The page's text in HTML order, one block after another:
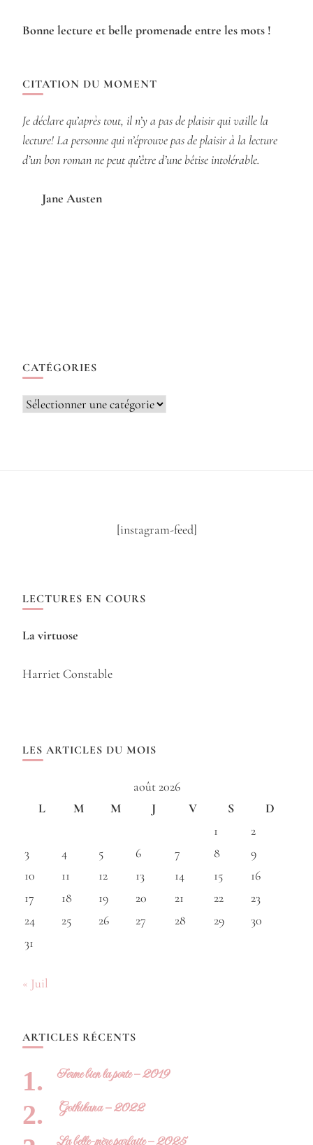
Bonne lecture et belle promenade entre les mots !
CITATION DU MOMENT
Je déclare qu’après tout, il n’y a pas de plaisir qui vaille la
lecture! La personne qui n’éprouve pas de plaisir à la lecture
d’un bon roman ne peut qu’être d’une bêtise intolérable.
Jane Austen
CATÉGORIES
Catégories
[instagram-feed]
LECTURES EN COURS
La virtuose
Harriet Constable
LES ARTICLES DU MOIS
août 2026
L
M M J V S
D
1
2
3
4 5 6 7 8
9
10
11 12 13 14 15
16
17
18 19 20 21 22
23
24
25 26 27 28 29
30
31
« Juil
ARTICLES RÉCENTS
Ferme bien la porte – 2019
Gothikana – 2022
La belle-mère parfaite – 2025